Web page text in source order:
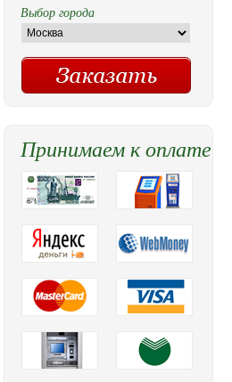
Выбор города
Принимаем к оплате